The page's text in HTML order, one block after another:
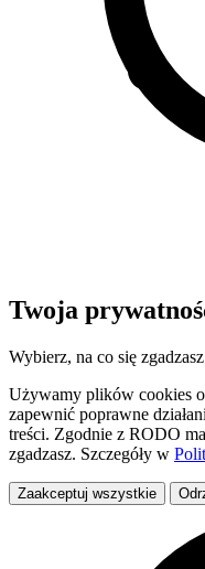
Twoja
Wybierz, na co się
Używamy plików cookies
zapewnić poprawne
treści. Zgodnie z RODO
zgadzasz. Szczegóły w
Zaakceptuj wszystkie